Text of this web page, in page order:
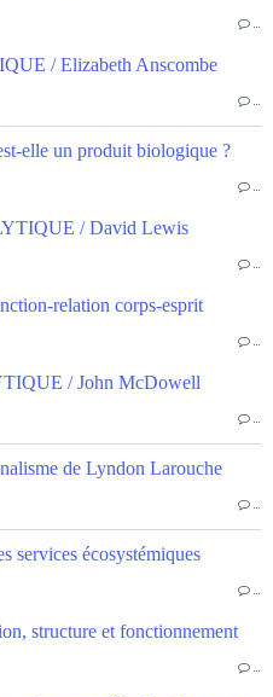
…
/ Elizabeth Anscombe
…
elle un produit biologique ?
…
/ David Lewis
…
relation corps-esprit
…
/ John McDowell
…
de Lyndon Larouche
…
écosystémiques
…
structure et fonctionnement
…